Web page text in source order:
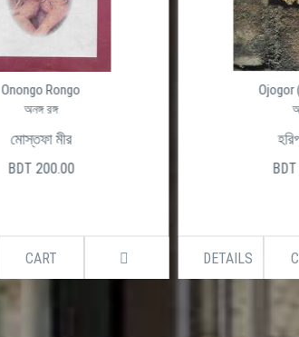
DETAILS